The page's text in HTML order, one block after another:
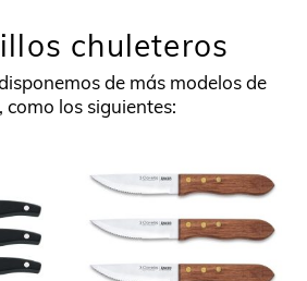
chuleteros
de más modelos de
los siguientes: